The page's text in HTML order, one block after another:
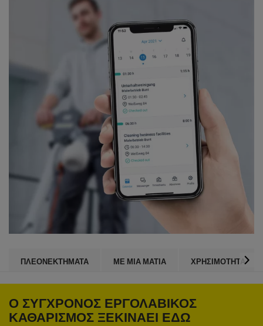
ΠΛΕΟΝΕΚΤΗΜΑΤΑ ΜΕ ΜΊΑ ΜΑΤΙΆ ΧΡΗΣΙΜΟΤΗΤΑ
Ο ΣΥΓΧΡΟΝΟΣ ΕΡΓΟΛΑΒΙΚΟΣ
ΚΑΘΑΡΙΣΜΟΣ ΞΕΚΙΝΑΕΙ ΕΔΩ